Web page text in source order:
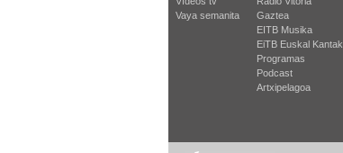
Vaya semanita
Gaztea
EITB Musika
EiTB Euskal Kantak
Programas
Podcast
Artxipelagoa